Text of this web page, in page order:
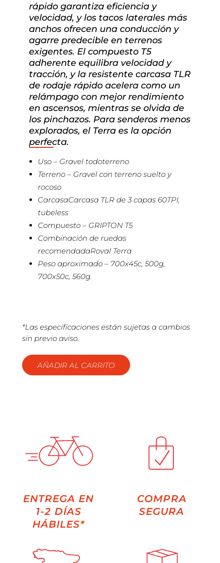
rápido garantiza eficiencia y
velocidad, y los tacos laterales más
anchos ofrecen una conducción y
agarre predecible en terrenos
exigentes. El compuesto T5
adherente equilibra velocidad y
tracción, y la resistente carcasa TLR
de rodaje rápido acelera como un
relámpago con mejor rendimiento
en ascensos, mientras se olvida de
los pinchazos. Para senderos menos
explorados, el Terra es la opción
perfecta.
Uso – Gravel todoterreno
Terreno – Gravel con terreno suelto y
rocoso
CarcasaCarcasa TLR de 3 capas 60TPI,
tubeless
Compuesto – GRIPTON T5
Combinación de ruedas
recomendadaRoval Terra
Peso aproximado – 700x45c, 500g,
700x50c, 560g.
*Las especificaciones están sujetas a cambios
sin previo aviso.
AÑADIR AL CARRITO
ENTREGA EN
1-2 DÍAS
HÁBILES*
COMPRA
SEGURA